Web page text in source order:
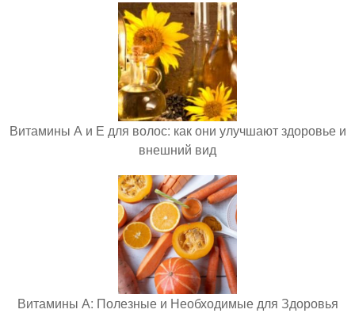
Витамины А и Е для волос: как они улучшают здоровье и
внешний вид
Витамины А: Полезные и Необходимые для Здоровья